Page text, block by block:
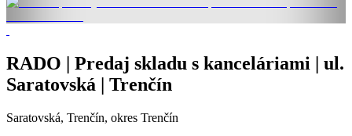
RADO | Predaj skladu s kanceláriami | ul.
Saratovská | Trenčín
Saratovská, Trenčín, okres Trenčín